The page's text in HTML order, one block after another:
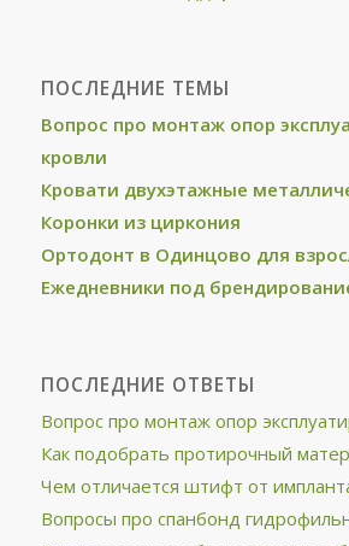
ПОСЛЕДНИЕ ТЕМЫ
Вопрос про монтаж опор
кровли
Кровати двухэтажные
Коронки из циркония
Ортодонт в Одинцово для
Ежедневники под
ПОСЛЕДНИЕ ОТВЕТЫ
Вопрос про монтаж опор
Как подобрать протирочный
Чем отличается штифт от
Вопросы про спанбонд